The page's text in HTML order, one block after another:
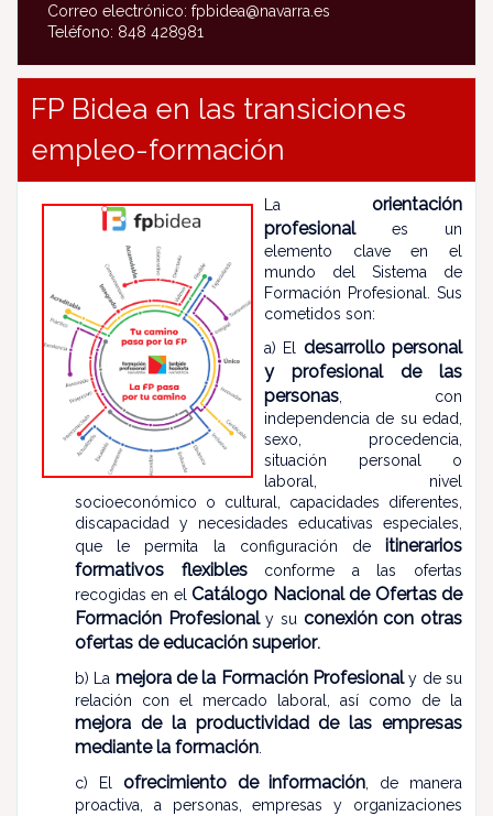
Correo electrónico: fpbidea@navarra.es
Teléfono: 848 428981
FP Bidea en las transiciones
empleo-formación
La orientación
profesional
es un
elemento clave en el
mundo del Sistema de
Formación Profesional. Sus
cometidos son:
a) El desarrollo personal
y profesional de las
personas , con
independencia de su edad,
sexo, procedencia,
situación personal o
laboral, nivel
socioeconómico o cultural, capacidades diferentes,
discapacidad y necesidades educativas especiales,
que le permita la configuración de
itinerarios
formativos flexiblesconforme a las ofertas
recogidas en elCatálogo Nacional de Ofertas de
Formación Profesionaly su conexión con otras
ofertas de educación superior.
b) La mejora de la Formación Profesionaly de su
relación con el mercado laboral, así como de la
mejora de la productividad de las empresas
mediante la formación
c) El ofrecimiento de información , de manera
proactiva, a personas, empresas y organizaciones